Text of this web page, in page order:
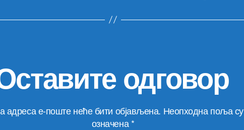
одговор
адреса е-поште неће бити објављена. Неопходна поља су
означена *